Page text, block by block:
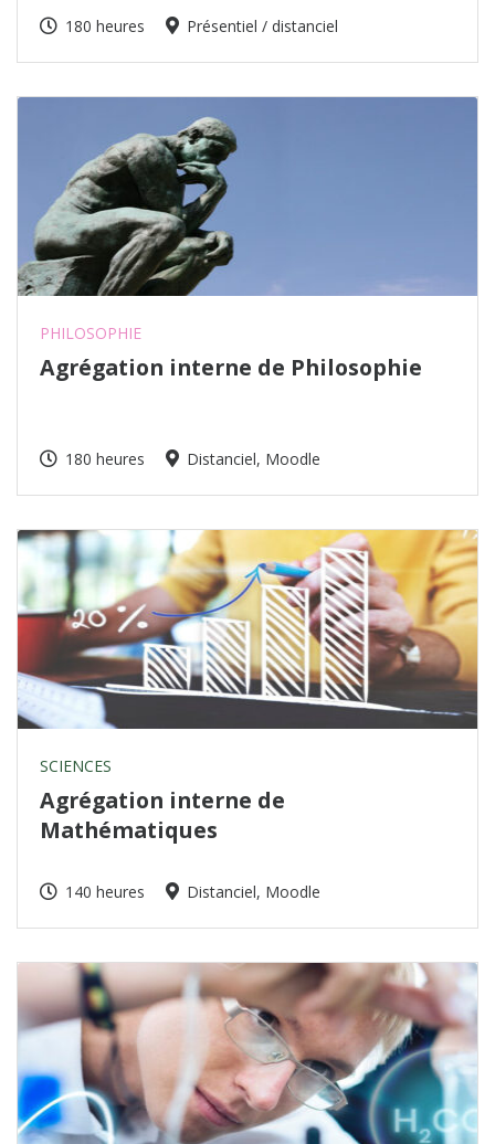
180 heures Présentiel / distanciel
PHILOSOPHIE
Agrégation interne de Philosophie
180 heures Distanciel, Moodle
SCIENCES
Agrégation interne de
Mathématiques
140 heures Distanciel, Moodle